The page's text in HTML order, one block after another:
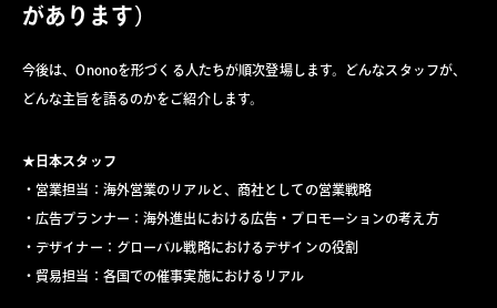
があります）
今後は、Ononoを形づくる人たちが順次登場します。どんなスタッフが、
どんな主旨を語るのかをご紹介します。
★日本スタッフ
・営業担当：海外営業のリアルと、商社としての営業戦略
・広告プランナー：海外進出における広告・プロモーションの考え方
・デザイナー：グローバル戦略におけるデザインの役割
・貿易担当：各国での催事実施におけるリアル